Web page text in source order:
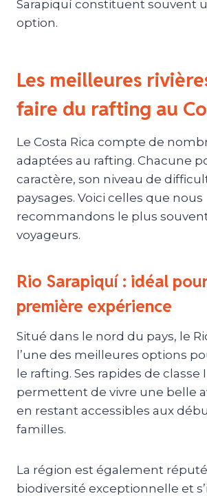
Sarapiquí constituent souvent
option.
Les meilleures
faire du rafting au
Le Costa Rica compte de
adaptées au rafting. Chacune
caractère, son niveau de
paysages. Voici celles que nous
recommandons le plus
voyageurs.
Rio Sarapiquí : idéal
première expérience
Situé dans le nord du pays, le
l’une des meilleures options
le rafting. Ses rapides de classe
permettent de vivre une belle
en restant accessibles aux
familles.
La région est également
biodiversité exceptionnelle et